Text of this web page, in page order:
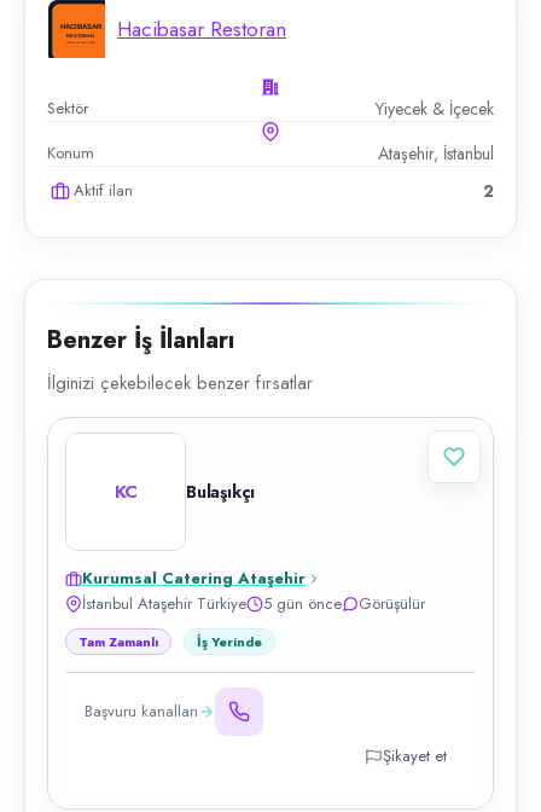
Hacibasar Restoran
Sektör Yiyecek & İçecek
Konum Ataşehir, İstanbul
Aktif ilan 2
Benzer İş İlanları
İlginizi çekebilecek benzer fırsatlar
KC Bulaşıkçı
Kurumsal Catering Ataşehir
İstanbul Ataşehir Türkiye
5 gün önce Görüşülür
Tam Zamanlı İş Yerinde
Başvuru kanalları
Şikayet et